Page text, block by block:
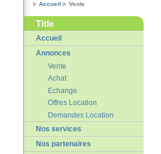
Accueil Vente
Title
Accueil
Annonces
Vente
Achat
Echange
Offres Location
Demandes Location
Nos services
Nos partenaires